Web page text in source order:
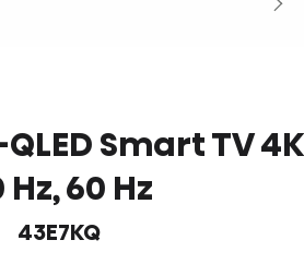
QLED Smart TV 4K
Hz, 60 Hz
43E7KQ